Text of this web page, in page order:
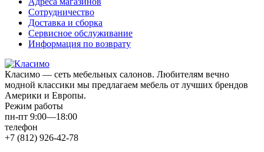
Сотрудничество
Доставка и сборка
Сервисное обслуживание
Информация по возврату
Класимо — cеть мебельных салонов. Любителям вечно
модной классики мы предлагаем мебель от лучших брендов
Америки и Европы.
Режим работы
пн-пт 9:00—18:00
телефон
+7 (812) 926-42-78